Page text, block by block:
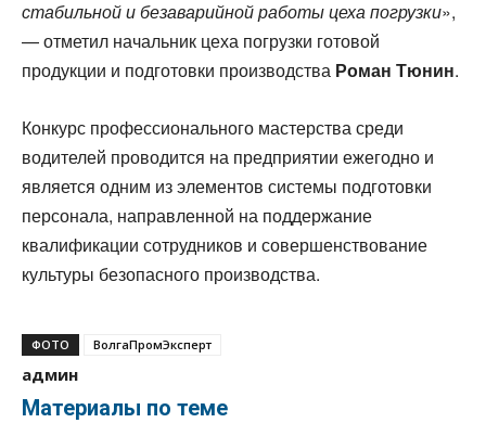
стабильной и безаварийной работы цеха погрузки»,
— отметил начальник цеха погрузки готовой
продукции и подготовки производства Роман Тюнин.
Конкурс профессионального мастерства среди
водителей проводится на предприятии ежегодно и
является одним из элементов системы подготовки
персонала, направленной на поддержание
квалификации сотрудников и совершенствование
культуры безопасного производства.
ФОТО ВолгаПромЭксперт
админ
Материалы по теме